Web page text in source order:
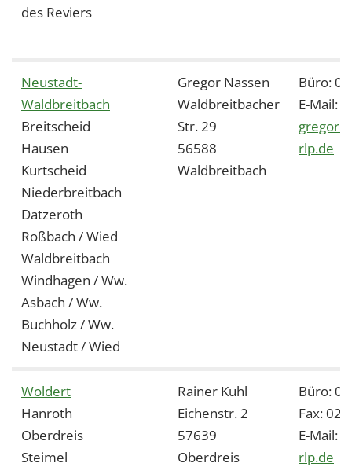
des Reviers
Neustadt-
Waldbreitbach
Breitscheid
Hausen
Kurtscheid
Niederbreitbach
Datzeroth
Roßbach / Wied
Waldbreitbach
Windhagen / Ww.
Asbach / Ww.
Buchholz / Ww.
Neustadt / Wied
Gregor Nassen
Waldbreitbacher
Str. 29
56588
Waldbreitbach
Büro:
E-Mail:
rlp.de
Woldert
Hanroth
Oberdreis
Steimel
Rainer Kuhl
Eichenstr. 2
57639
Oberdreis
Büro:
Fax:
E-Mail:
rlp.de